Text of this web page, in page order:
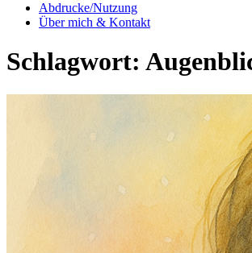
Abdrucke/Nutzung
Über mich & Kontakt
Schlagwort: